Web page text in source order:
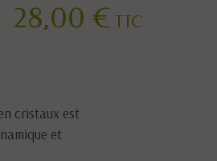
28,00 € TTC
cristaux est
et